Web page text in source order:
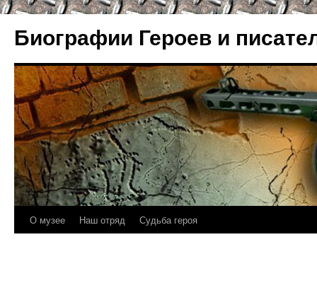
Биографии Героев и
О музее Наш отряд Судьба героя